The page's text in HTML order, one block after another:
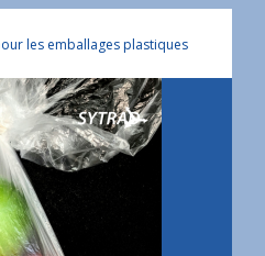
les emballages plastiques